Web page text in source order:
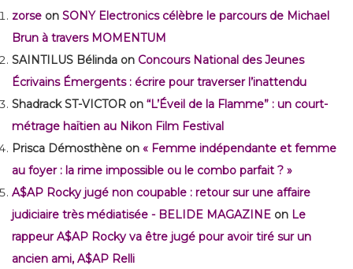
zorse on SONY Electronics célèbre le parcours de Michael
Brun à travers MOMENTUM
SAINTILUS Bélinda on Concours National des Jeunes
Écrivains Émergents : écrire pour traverser l’inattendu
Shadrack ST-VICTOR on “L’Éveil de la Flamme” : un court-
métrage haïtien au Nikon Film Festival
Prisca Démosthène on « Femme indépendante et femme
au foyer : la rime impossible ou le combo parfait ? »
A$AP Rocky jugé non coupable : retour sur une affaire
judiciaire très médiatisée - BELIDE MAGAZINE on Le
rappeur A$AP Rocky va être jugé pour avoir tiré sur un
ancien ami, A$AP Relli